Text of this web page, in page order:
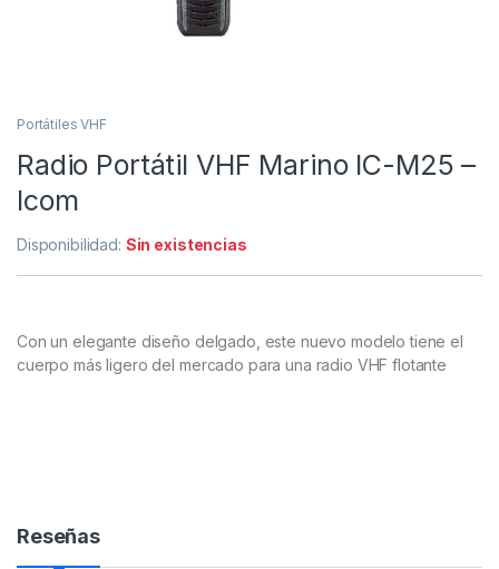
Portátiles VHF
Radio Portátil VHF Marino IC-M25 –
Icom
Disponibilidad: Sin existencias
Con un elegante diseño delgado, este nuevo modelo tiene el
cuerpo más ligero del mercado para una radio VHF flotante
Reseñas